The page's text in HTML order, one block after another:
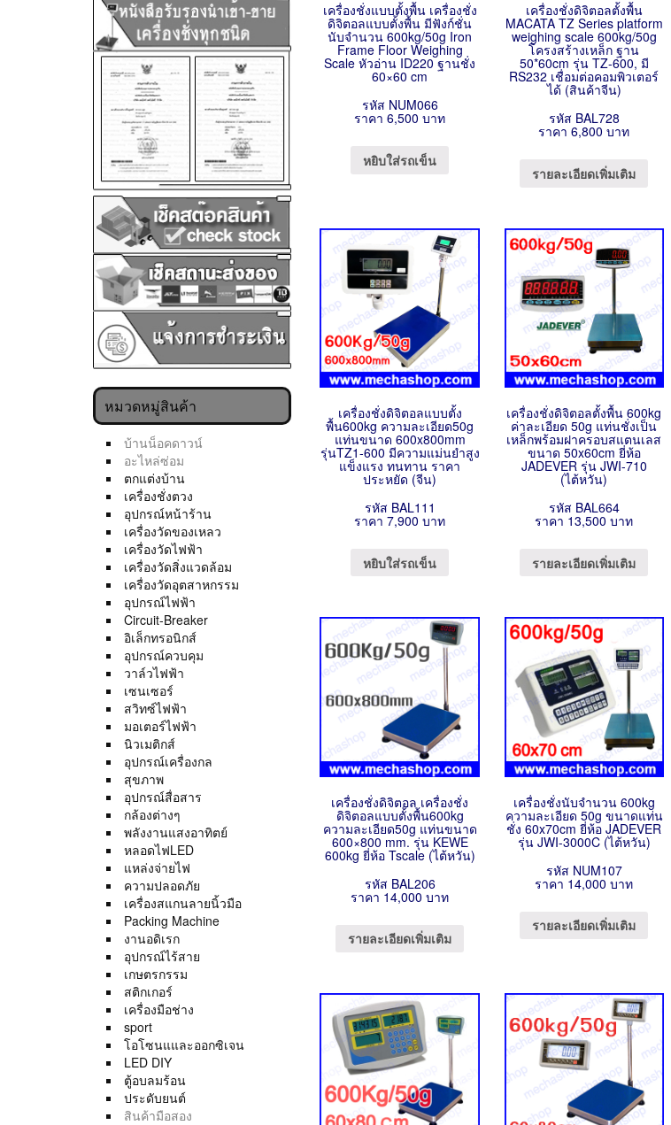
หมวดหมู่สินค้า
บ้านน็อคดาวน์
อะไหล่ซ่อม
ตกแต่งบ้าน
เครื่องชั่งตวง
อุปกรณ์หน้าร้าน
เครื่องวัดของเหลว
เครื่องวัดไฟฟ้า
เครื่องวัดสิ่งแวดล้อม
เครื่องวัดอุตสาหกรรม
อุปกรณ์ไฟฟ้า
Circuit-Breaker
อิเล็กทรอนิกส์
อุปกรณ์ควบคุม
วาล์วไฟฟ้า
เซนเซอร์
สวิทซ์ไฟฟ้า
มอเตอร์ไฟฟ้า
นิวเมติกส์
อุปกรณ์เครื่องกล
สุขภาพ
อุปกรณ์สื่อสาร
กล้องต่างๆ
พลังงานแสงอาทิตย์
หลอดไฟLED
แหล่งจ่ายไฟ
ความปลอดภัย
เครื่องสแกนลายนิ้วมือ
Packing Machine
งานอดิเรก
อุปกรณ์ไร้สาย
เกษตรกรรม
สติกเกอร์
เครื่องมือช่าง
sport
โอโซนแและออกซิเจน
LED DIY
ตู้อบลมร้อน
ประดับยนต์
สินค้ามือสอง
เครื่องชั่งแบบตั้งพื้น เครื่องชั่ง
ดิจิตอลแบบตั้งพื้น มีฟังก์ชั่น
นับจำนวน 600kg/50g Iron
Frame Floor Weighing
Scale หัวอ่าน ID220 ฐานชั่ง
60×60 cm
รหัส NUM066
ราคา 6,500 บาท
หยิบใส่รถเข็น
เครื่องชั่งดิจิตอลตั้งพื้น
MACATA TZ Series platform
weighing scale 600kg/50g
โครงสร้างเหล็ก ฐาน
50*60cm รุ่น TZ-600, มี
RS232 เชื่อมต่อคอมพิวเตอร์
ได้ (สินค้าจีน)
รหัส BAL728
ราคา 6,800 บาท
รายละเอียดเพิ่มเติม
เครื่องชั่งดิจิตอลแบบตั้ง
พื้น600kg ความละเอียด50g
แท่นขนาด 600x800mm
รุ่นTZ1-600 มีความแม่นยำสูง
แข็งแรง ทนทาน ราคา
ประหยัด (จีน)
รหัส BAL111
ราคา 7,900 บาท
หยิบใส่รถเข็น
เครื่องชั่งดิจิตอลตั้งพื้น 600kg
ค่าละเอียด 50g แท่นชั่งเป็น
เหล็กพร้อมฝาครอบสแตนเลส
ขนาด 50x60cm ยี่ห้อ
JADEVER รุ่น JWI-710
(ไต้หวัน)
รหัส BAL664
ราคา 13,500 บาท
รายละเอียดเพิ่มเติม
เครื่องชั่งดิจิตอล เครื่องชั่ง
ดิจิตอลแบบตั้งพื้น600kg
ความละเอียด50g แท่นขนาด
600×800 mm. รุ่น KEWE
600kg ยี่ห้อ Tscale (ไต้หวัน)
รหัส BAL206
ราคา 14,000 บาท
รายละเอียดเพิ่มเติม
เครื่องชั่งนับจำนวน 600kg
ความละเอียด 50g ขนาดแท่น
ชั่ง 60x70cm ยี่ห้อ JADEVER
รุ่น JWI-3000C (ไต้หวัน)
รหัส NUM107
ราคา 14,000 บาท
รายละเอียดเพิ่มเติม